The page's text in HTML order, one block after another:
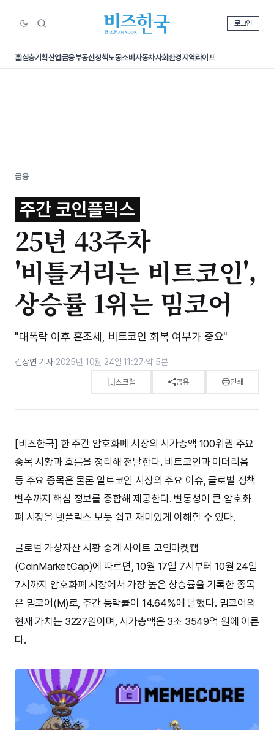
로그인
홈심층기획산업금융부동산정책노동소비 자동차사회환경지역라이프
금융
주간 코인플릭스
25년 43주차
'비틀거리는 비트코인',
상승률 1위는 밈코어
"대폭락 이후 혼조세, 비트코인 회복 여부가 중요"
김상연 기자·2025년 10월 24일 11:27·약 5분
스크랩 공유 인쇄
[비즈한국] 한 주간 암호화폐 시장의 시가총액 100위권 주요
종목 시황과 흐름을 정리해 전달한다. 비트코인과 이더리움
등 주요 종목은 물론 알트코인 시장의 주요 이슈, 글로벌 정책
변수까지 핵심 정보를 종합해 제공한다. 변동성이 큰 암호화
폐 시장을 넷플릭스 보듯 쉽고 재미있게 이해할 수 있다.
글로벌 가상자산 시황 중계 사이트 코인마켓캡
(CoinMarketCap)에 따르면, 10월 17일 7시부터 10월 24일
7시까지 암호화폐 시장에서 가장 높은 상승률을 기록한 종목
은 밈코어(M)로, 주간 등락률이 14.64%에 달했다. 밈코어의
현재 가치는 3227원이며, 시가총액은 3조 3549억 원에 이른
다.